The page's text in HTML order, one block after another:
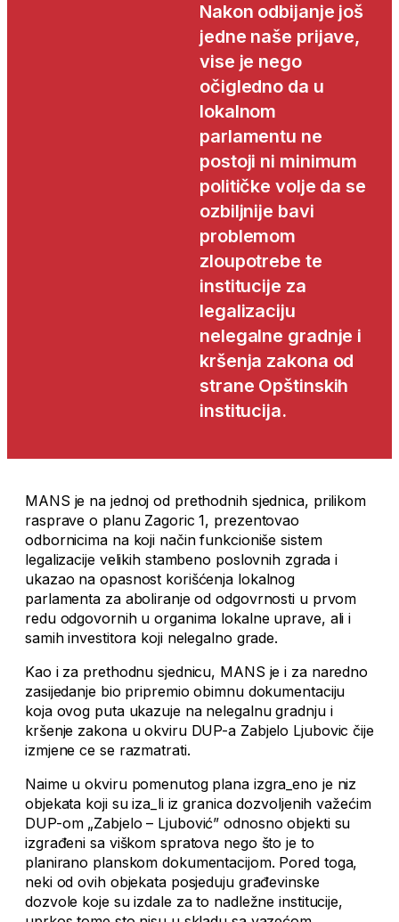
Nakon odbijanje još
jedne naše prijave,
vise je nego
očigledno da u
lokalnom
parlamentu ne
postoji ni minimum
političke volje da se
ozbiljnije bavi
problemom
zloupotrebe te
institucije za
legalizaciju
nelegalne gradnje i
kršenja zakona od
strane Opštinskih
institucija.
MANS je na jednoj od prethodnih sjednica, prilikom
rasprave o planu Zagoric 1, prezentovao
odbornicima na koji način funkcioniše sistem
legalizacije velikih stambeno poslovnih zgrada i
ukazao na opasnost korišćenja lokalnog
parlamenta za aboliranje od odgovrnosti u prvom
redu odgovornih u organima lokalne uprave, ali i
samih investitora koji nelegalno grade.
Kao i za prethodnu sjednicu, MANS je i za naredno
zasijedanje bio pripremio obimnu dokumentaciju
koja ovog puta ukazuje na nelegalnu gradnju i
kršenje zakona u okviru DUP-a Zabjelo Ljubovic čije
izmjene ce se razmatrati.
Naime u okviru pomenutog plana izgra_eno je niz
objekata koji su iza_li iz granica dozvoljenih važećim
DUP-om „Zabjelo – Ljubović” odnosno objekti su
izgrađeni sa viškom spratova nego što je to
planirano planskom dokumentacijom. Pored toga,
neki od ovih objekata posjeduju građevinske
dozvole koje su izdale za to nadležne institucije,